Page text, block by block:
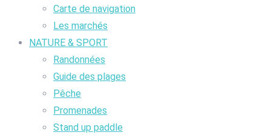
Carte de navigation
Les marchés
NATURE & SPORT
Randonnées
Guide des plages
Pêche
Promenades
Stand up paddle